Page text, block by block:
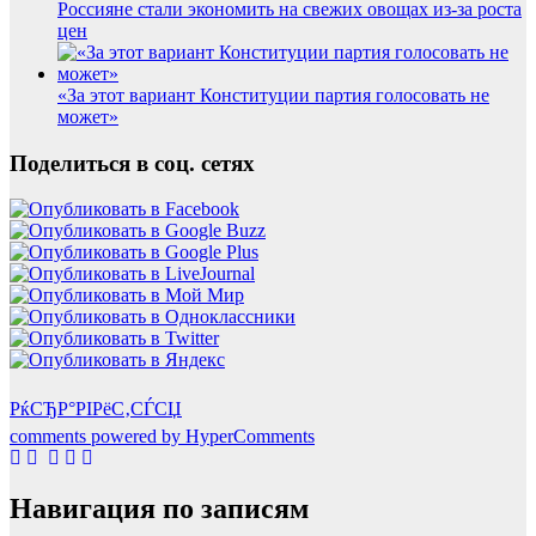
Россияне стали экономить на свежих овощах из-за роста
цен
«За этот вариант Конституции партия голосовать не
может»
Поделиться в соц. сетях
РќСЂР°РІРёС‚СЃСЏ
comments powered by HyperComments
Навигация по записям